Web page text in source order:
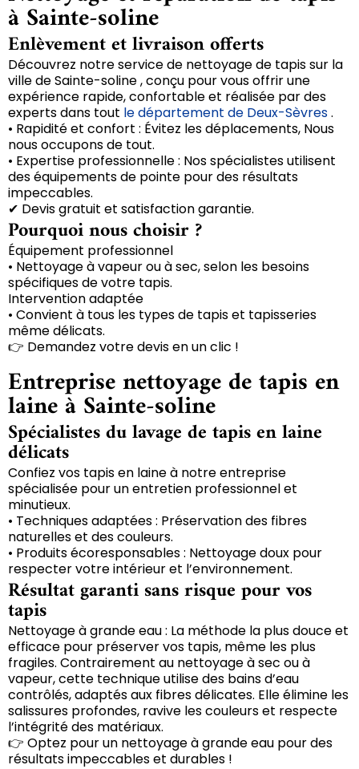
à Sainte-soline
Enlèvement et livraison offerts
Découvrez notre service de nettoyage de tapis sur la
ville de Sainte-soline , conçu pour vous offrir une
expérience rapide, confortable et réalisée par des
experts dans tout le département de Deux-Sèvres.
• Rapidité et confort : Évitez les déplacements, Nous
nous occupons de tout.
• Expertise professionnelle : Nos spécialistes utilisent
des équipements de pointe pour des résultats
impeccables.
✔ Devis gratuit et satisfaction garantie.
Pourquoi nous choisir ?
Équipement professionnel
• Nettoyage à vapeur ou à sec, selon les besoins
spécifiques de votre tapis.
Intervention adaptée
• Convient à tous les types de tapis et tapisseries
même délicats.
👉 Demandez votre devis en un clic !
Entreprise nettoyage de tapis en
laine à Sainte-soline
Spécialistes du lavage de tapis en laine
délicats
Confiez vos tapis en laine à notre entreprise
spécialisée pour un entretien professionnel et
minutieux.
• Techniques adaptées : Préservation des fibres
naturelles et des couleurs.
• Produits écoresponsables : Nettoyage doux pour
respecter votre intérieur et l’environnement.
Résultat garanti sans risque pour vos
tapis
Nettoyage à grande eau : La méthode la plus douce et
efficace pour préserver vos tapis, même les plus
fragiles. Contrairement au nettoyage à sec ou à
vapeur, cette technique utilise des bains d’eau
contrôlés, adaptés aux fibres délicates. Elle élimine les
salissures profondes, ravive les couleurs et respecte
l’intégrité des matériaux.
👉 Optez pour un nettoyage à grande eau pour des
résultats impeccables et durables !